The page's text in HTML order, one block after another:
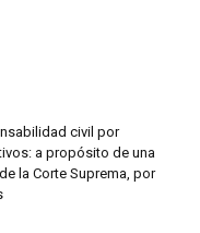
civil por
a propósito de una
la Corte Suprema, por